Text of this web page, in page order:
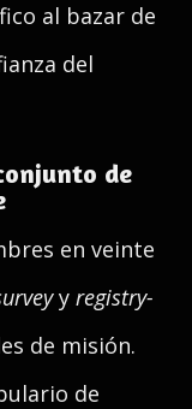
al bazar de
del
de
en veinte
y registry-
de misión.
de